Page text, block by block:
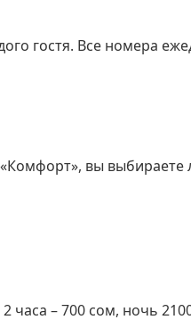
гостя. Все номера
вы выбираете
часа – 700 сом, ночь